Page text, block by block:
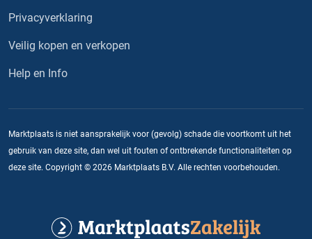
Privacyverklaring
Veilig kopen en verkopen
Help en Info
Marktplaats is niet aansprakelijk voor (gevolg) schade die voortkomt uit het
gebruik van deze site, dan wel uit fouten of ontbrekende functionaliteiten op
deze site. Copyright © 2026 Marktplaats B.V. Alle rechten voorbehouden.